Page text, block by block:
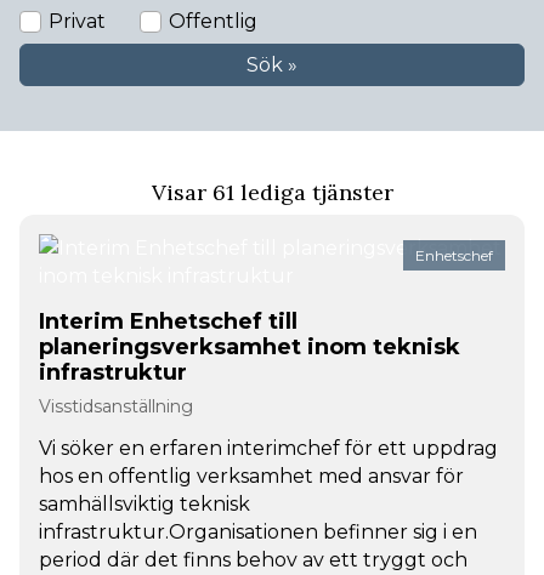
Privat
Offentlig
Sök »
Visar 61 lediga tjänster
Enhetschef
Interim Enhetschef till
planeringsverksamhet inom teknisk
infrastruktur
Visstidsanställning
Vi söker en erfaren interimchef för ett uppdrag
hos en offentlig verksamhet med ansvar för
samhällsviktig teknisk
infrastruktur.Organisationen befinner sig i en
period där det finns behov av ett tryggt och